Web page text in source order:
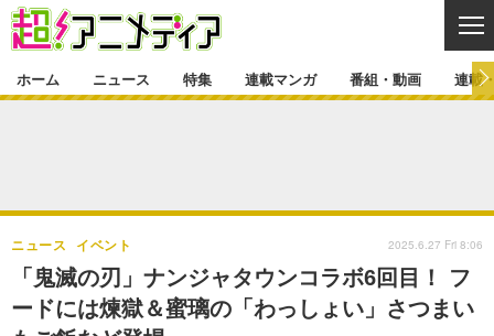
ゲーム・アプリ マンガ
グッズ イベント
特集一覧 カバー
ラキりす
連載マンガ
連載マンガ一覧 連載一覧
番組・動画
番組・動画一覧 ラジオ
連載・ブログ
ホーム ニュース 特集 連載マンガ 番組・動画 連載
「鬼滅の刃」ナンジャタウンコラボ6回目！ フ
ードには煉獄＆蜜璃の「わっしょい」さつまい
ニュース イベント 2025.6.27 Fri 8:06